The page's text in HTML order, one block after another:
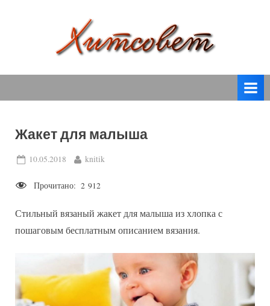
т
о
спицами,
крючком,
вязаные
модели
Жакет для малыша
Posted
10.05.2018 By
knitik
Прочитано: 2 912
Стильный вязаный жакет для малыша из хлопка с
пошаговым бесплатным описанием вязания.